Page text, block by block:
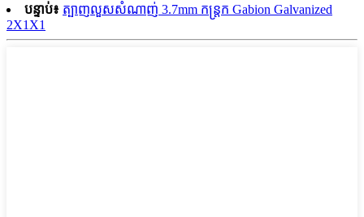
បន្ទាប់៖ ត្បាញលួសសំណាញ់ 3.7mm កន្ត្រក Gabion Galvanized
2X1X1